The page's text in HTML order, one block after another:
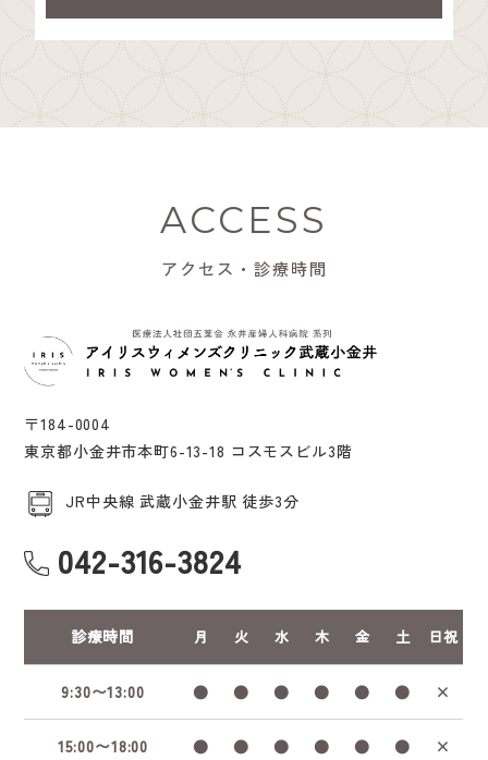
ACCESS
アクセス・診療時間
〒184-0004
東京都小金井市本町6-13-18 コスモスビル3階
JR中央線 武蔵小金井駅 徒歩3分
042-316-3824
診療時間 月 火 水 木 金 土 日祝
9:30〜13:00 ● ● ● ● ● ● ×
15:00〜18:00 ● ● ● ● ● ● ×